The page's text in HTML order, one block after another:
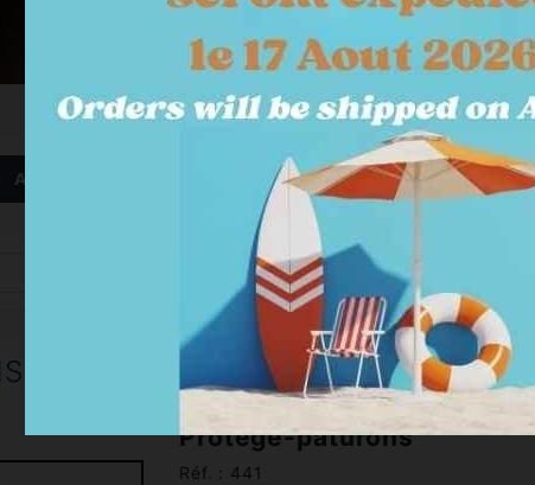
ARBITRE SOINS & ECURIE TERRAIN KITS &
DE TRAVAIL ~ Protège-boulets et
Protège-paturons
Réf. : 441